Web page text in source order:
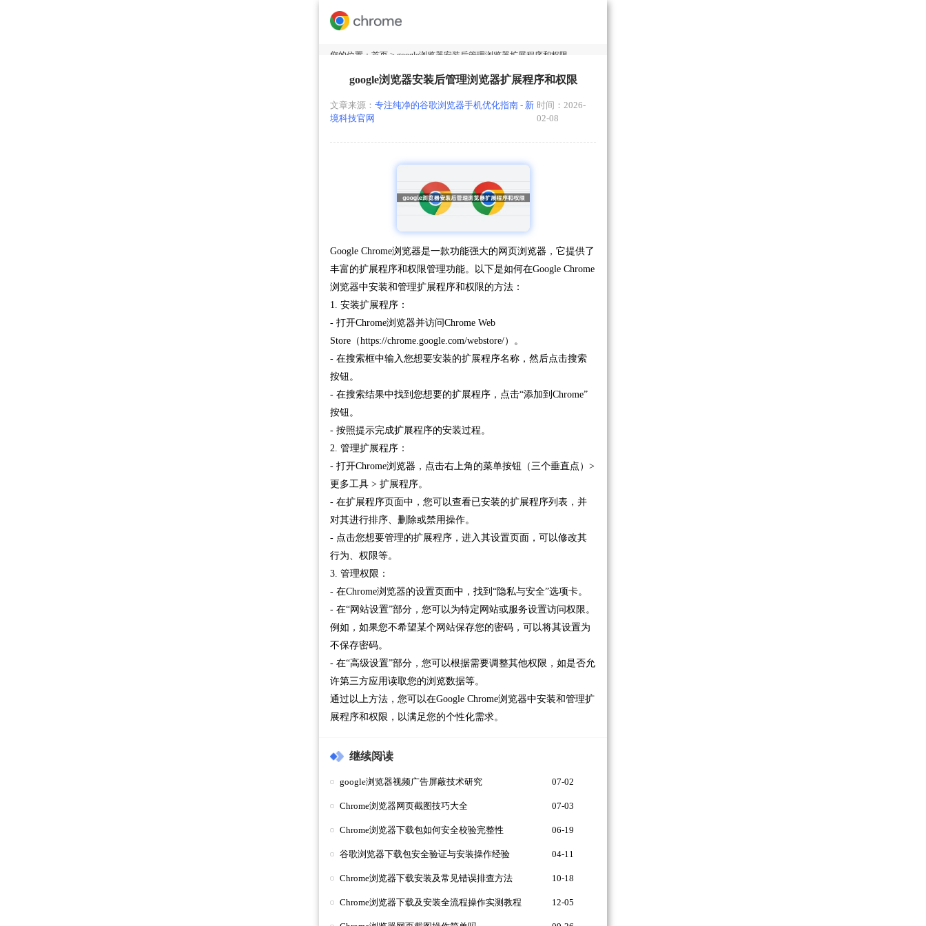
您的位置： 首页 > google浏览器安装后管理浏览器扩展程序和权限
google浏览器安装后管理浏览器扩展程序和权限
文章来源： 专注纯净的谷歌浏览器手机优化指南 - 新
境科技官网
时间：2026-
02-08
Google Chrome浏览器是一款功能强大的网页浏览器，它提供了
丰富的扩展程序和权限管理功能。以下是如何在Google Chrome
浏览器中安装和管理扩展程序和权限的方法：
1. 安装扩展程序：
- 打开Chrome浏览器并访问Chrome Web
Store（https://chrome.google.com/webstore/）。
- 在搜索框中输入您想要安装的扩展程序名称，然后点击搜索
按钮。
- 在搜索结果中找到您想要的扩展程序，点击“添加到Chrome”
按钮。
- 按照提示完成扩展程序的安装过程。
2. 管理扩展程序：
- 打开Chrome浏览器，点击右上角的菜单按钮（三个垂直点）>
更多工具 > 扩展程序。
- 在扩展程序页面中，您可以查看已安装的扩展程序列表，并
对其进行排序、删除或禁用操作。
- 点击您想要管理的扩展程序，进入其设置页面，可以修改其
行为、权限等。
3. 管理权限：
- 在Chrome浏览器的设置页面中，找到“隐私与安全”选项卡。
- 在“网站设置”部分，您可以为特定网站或服务设置访问权限。
例如，如果您不希望某个网站保存您的密码，可以将其设置为
不保存密码。
- 在“高级设置”部分，您可以根据需要调整其他权限，如是否允
许第三方应用读取您的浏览数据等。
通过以上方法，您可以在Google Chrome浏览器中安装和管理扩
展程序和权限，以满足您的个性化需求。
继续阅读
google浏览器视频广告屏蔽技术研究 07-02
Chrome浏览器网页截图技巧大全 07-03
Chrome浏览器下载包如何安全校验完整性 06-19
谷歌浏览器下载包安全验证与安装操作经验 04-11
Chrome浏览器下载安装及常见错误排查方法 10-18
Chrome浏览器下载及安装全流程操作实测教程 12-05